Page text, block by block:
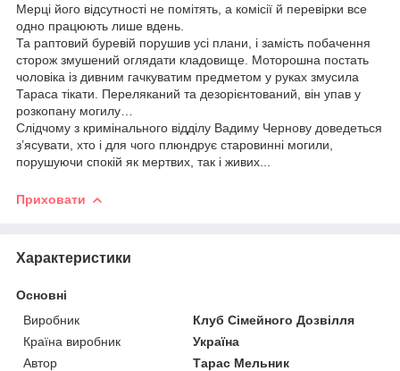
Мерці його відсутності не помітять, а комісії й перевірки все
одно працюють лише вдень.
Та раптовий буревій порушив усі плани, і замість побачення
сторож змушений оглядати кладовище. Моторошна постать
чоловіка із дивним гачкуватим предметом у руках змусила
Тараса тікати. Переляканий та дезорієнтований, він упав у
розкопану могилу…
Слідчому з кримінального відділу Вадиму Чернову доведеться
з’ясувати, хто і для чого плюндрує старовинні могили,
порушуючи спокій як мертвих, так і живих...
Приховати
Характеристики
Основні
Виробник
Клуб Сімейного Дозвілля
Країна виробник
Україна
Автор
Тарас Мельник